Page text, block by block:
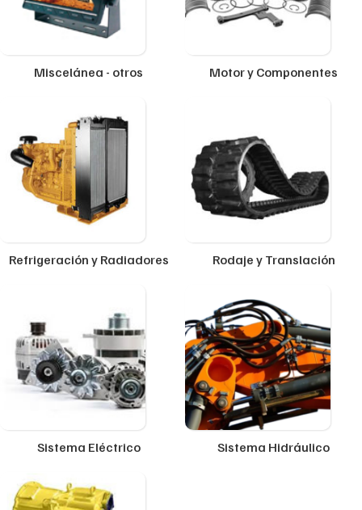
Miscelánea - otros Motor y Componentes
Refrigeración y Radiadores Rodaje y Translación
Sistema Eléctrico Sistema Hidráulico